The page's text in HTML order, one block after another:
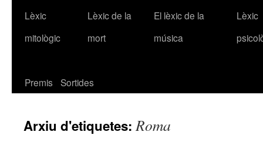
contingut
Lèxic
mitològic
Lèxic de la
mort
El lèxic de la
música
Lèxic
Premis Sortides
Arxiu d'etiquetes:Roma